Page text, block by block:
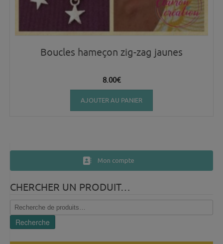
Boucles hameçon zig-zag jaunes
8.00€
AJOUTER AU PANIER
Mon compte
CHERCHER UN PRODUIT…
Recherche
pour :
Recherche